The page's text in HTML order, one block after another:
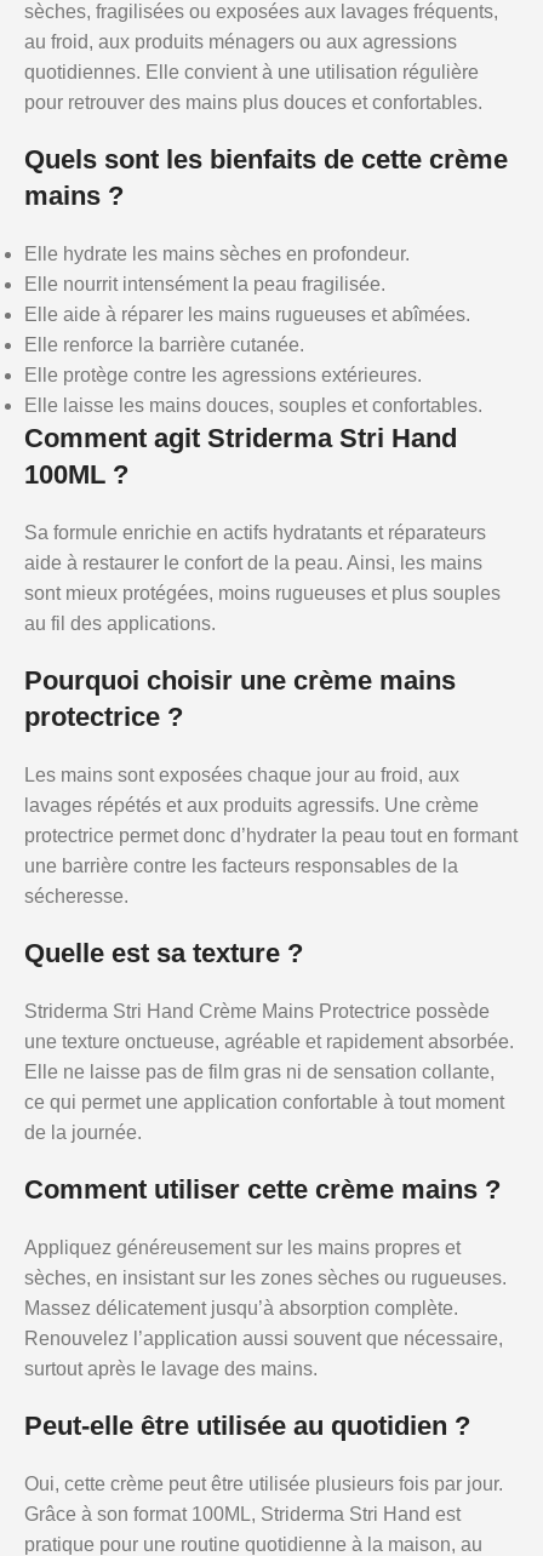
sèches, fragilisées ou exposées aux lavages fréquents,
au froid, aux produits ménagers ou aux agressions
quotidiennes. Elle convient à une utilisation régulière
pour retrouver des mains plus douces et confortables.
Quels sont les bienfaits de cette crème
mains ?
Elle hydrate les mains sèches en profondeur.
Elle nourrit intensément la peau fragilisée.
Elle aide à réparer les mains rugueuses et abîmées.
Elle renforce la barrière cutanée.
Elle protège contre les agressions extérieures.
Elle laisse les mains douces, souples et confortables.
Comment agit Striderma Stri Hand
100ML ?
Sa formule enrichie en actifs hydratants et réparateurs
aide à restaurer le confort de la peau. Ainsi, les mains
sont mieux protégées, moins rugueuses et plus souples
au fil des applications.
Pourquoi choisir une crème mains
protectrice ?
Les mains sont exposées chaque jour au froid, aux
lavages répétés et aux produits agressifs. Une crème
protectrice permet donc d’hydrater la peau tout en formant
une barrière contre les facteurs responsables de la
sécheresse.
Quelle est sa texture ?
Striderma Stri Hand Crème Mains Protectrice possède
une texture onctueuse, agréable et rapidement absorbée.
Elle ne laisse pas de film gras ni de sensation collante,
ce qui permet une application confortable à tout moment
de la journée.
Comment utiliser cette crème mains ?
Appliquez généreusement sur les mains propres et
sèches, en insistant sur les zones sèches ou rugueuses.
Massez délicatement jusqu’à absorption complète.
Renouvelez l’application aussi souvent que nécessaire,
surtout après le lavage des mains.
Peut-elle être utilisée au quotidien ?
Oui, cette crème peut être utilisée plusieurs fois par jour.
Grâce à son format 100ML, Striderma Stri Hand est
pratique pour une routine quotidienne à la maison, au